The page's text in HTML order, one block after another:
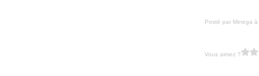
Posté par Minega
Vous aimez ?